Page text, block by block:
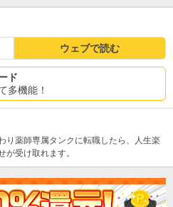
ウェブで読む
ド
多機能！
り薬師専属タンクに転職したら、人生楽
が受け取れます。